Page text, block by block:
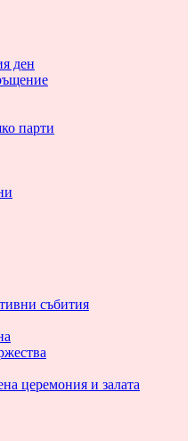
ден
парти
събития
церемония и залата